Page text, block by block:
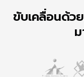
ขับเคลื่อนด้ว